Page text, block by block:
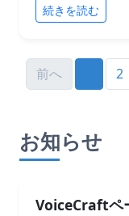
いう課題を抱えがちです。
可欠です。 こ
コミ返信のガ
続きを読む
前へ 2
お知らせ
VoiceCraftペ